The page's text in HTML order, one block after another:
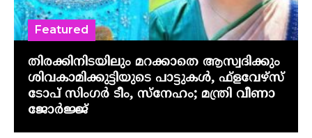
തിരക്കിനിടയിലും മറക്കാതെ ആസ്വദിക്കും
ശിവകാമിക്കുട്ടിയുടെ പാട്ടുകൾ, ഫ്‌ളവേഴ്‌സ്
ടോപ് സിംഗർ ടീം, സ്നേഹം; മന്ത്രി വീണാ
ജോർജ്ജ്
Featured